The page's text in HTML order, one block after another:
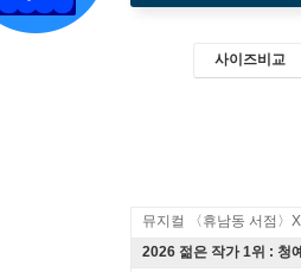
사이즈비교
2026 젊은 작가 1위 : 청예